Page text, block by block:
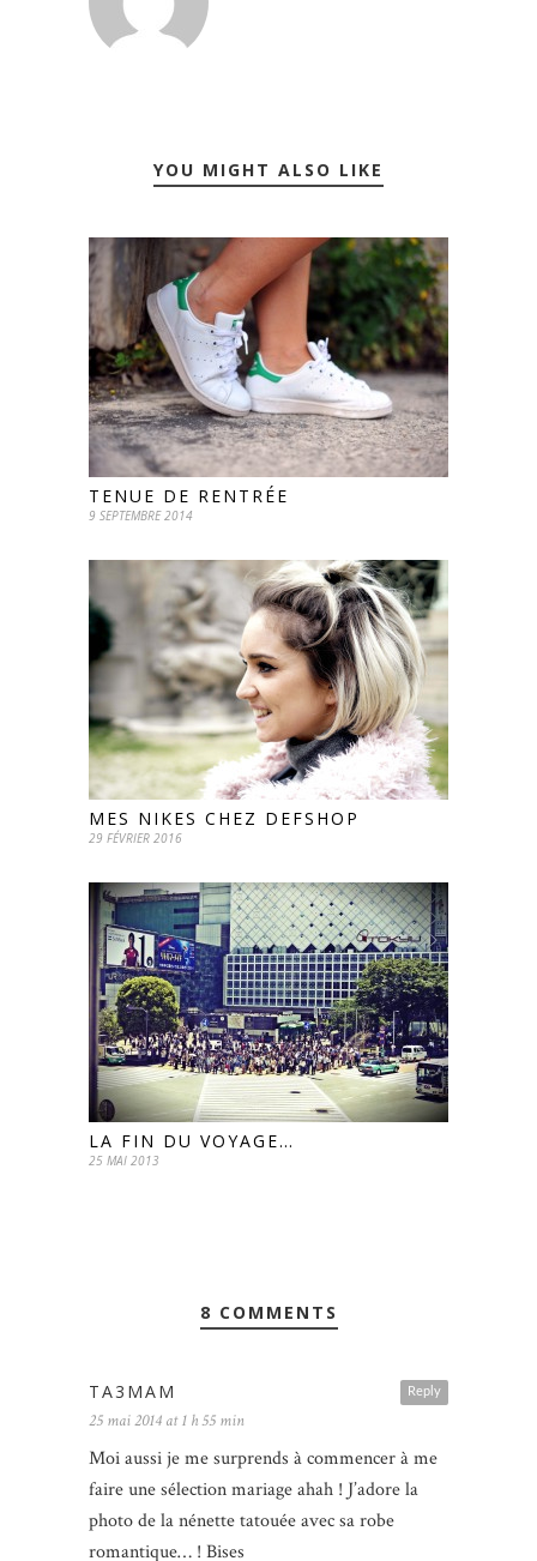
YOU MIGHT ALSO LIKE
TENUE DE RENTRÉE
9 SEPTEMBRE 2014
MES NIKES CHEZ DEFSHOP
29 FÉVRIER 2016
LA FIN DU VOYAGE…
25 MAI 2013
8 COMMENTS
Reply
TA3MAM
25 mai 2014 at 1 h 55 min
Moi aussi je me surprends à commencer à me
faire une sélection mariage ahah ! J’adore la
photo de la nénette tatouée avec sa robe
romantique… ! Bises